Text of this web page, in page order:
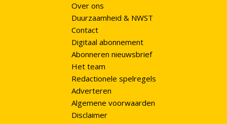
Over ons
Duurzaamheid & NWST
Contact
Digitaal abonnement
Abonneren nieuwsbrief
Het team
Redactionele spelregels
Adverteren
Algemene voorwaarden
Disclaimer